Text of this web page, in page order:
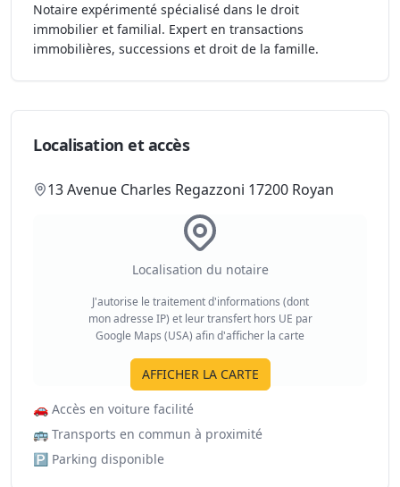
Notaire expérimenté spécialisé dans le droit
immobilier et familial. Expert en transactions
immobilières, successions et droit de la famille.
Localisation et accès
13 Avenue Charles Regazzoni 17200 Royan
Localisation du notaire
J'autorise le traitement d'informations (dont
mon adresse IP) et leur transfert hors UE par
Google Maps (USA) afin d'afficher la carte
AFFICHER LA CARTE
🚗 Accès en voiture facilité
🚌 Transports en commun à proximité
🅿️ Parking disponible